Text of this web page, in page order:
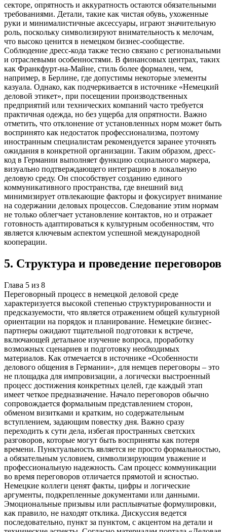
секторе, опрятность и аккуратность остаются обязательными
требованиями. Детали, такие как чистая обувь, ухоженные
руки и минималистичные аксессуары, играют значительную
роль, поскольку символизируют внимательность к мелочам,
что высоко ценится в немецком бизнес-сообществе.
Соблюдение дресс-кода также тесно связано с региональными
и отраслевыми особенностями. В финансовых центрах, таких
как Франкфурт-на-Майне, стиль более формален, чем,
например, в Берлине, где допустимы некоторые элементы
казуала. Однако, как подчеркивается в источнике «Немецкий
деловой этикет», при посещении производственных
предприятий или технических компаний часто требуется
практичная одежда, но без ущерба для опрятности. Важно
отметить, что отклонение от установленных норм может быть
воспринято как недостаток профессионализма, поэтому
иностранным специалистам рекомендуется заранее уточнять
ожидания в конкретной организации. Таким образом, дресс-
код в Германии выполняет функцию социального маркера,
визуально подтверждающего интеграцию в локальную
деловую среду. Он способствует созданию единого
коммуникативного пространства, где внешний вид
минимизирует отвлекающие факторы и фокусирует внимание
на содержании деловых процессов. Следование этим нормам
не только облегчает установление контактов, но и отражает
готовность адаптироваться к культурным особенностям, что
является ключевым аспектом успешной международной
кооперации.
5. Структура и проведение переговоров
Глава 5 из 8
Переговорный процесс в немецкой деловой среде
характеризуется высокой степенью структурированности и
предсказуемости, что является отражением общей культурной
ориентации на порядок и планирование. Немецкие бизнес-
партнеры ожидают тщательной подготовки к встрече,
включающей детальное изучение вопроса, проработку
возможных сценариев и подготовку необходимых
материалов. Как отмечается в источнике «Особенности
делового общения в Германии», для немцев переговоры – это
не площадка для импровизации, а логически выстроенный
процесс достижения конкретных целей, где каждый этап
имеет четкое предназначение. Начало переговоров обычно
сопровождается формальным представлением сторон,
обменом визитками и кратким, но содержательным
вступлением, задающим повестку дня. Важно сразу
переходить к сути дела, избегая пространных светских
разговоров, которые могут быть восприняты как потеря
времени. Пунктуальность является не просто формальностью,
а обязательным условием, символизирующим уважение и
профессиональную надежность. Сам процесс коммуникации
во время переговоров отличается прямотой и ясностью.
Немецкие коллеги ценят факты, цифры и логические
аргументы, подкрепленные документами или данными.
Эмоциональные призывы или расплывчатые формулировки,
как правило, не находят отклика. Дискуссия ведется
последовательно, пункт за пунктом, с акцентом на детали и